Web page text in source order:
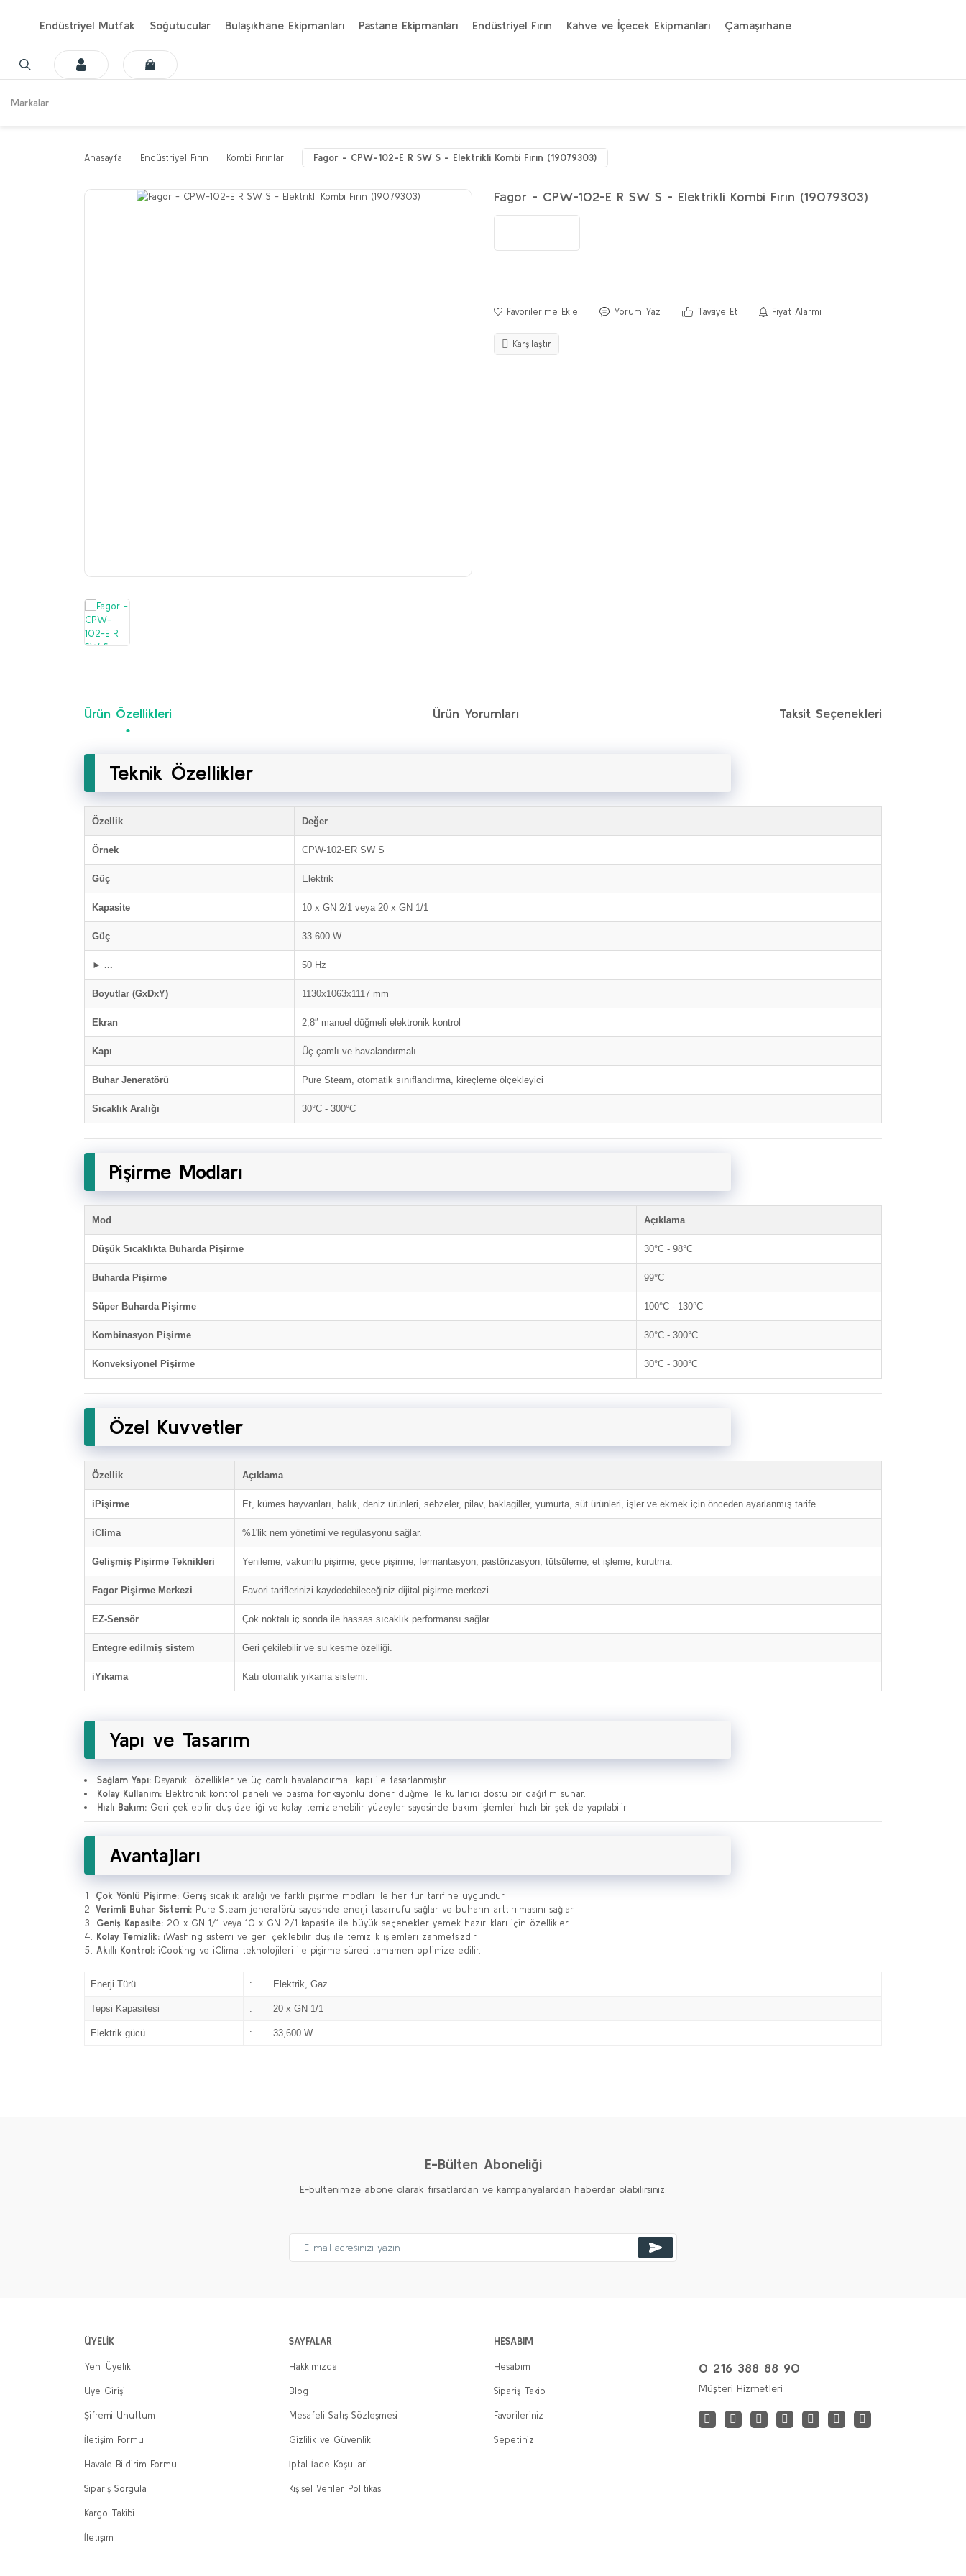
Endüstriyel Mutfak Soğutucular Bulaşıkhane Ekipmanları Pastane Ekipmanları Endüstriyel Fırın Kahve ve İçecek Ekipmanları Çamaşırhane
Markalar
Anasayfa Endüstriyel Fırın Kombi Fırınlar Fagor - CPW-102-E R SW S - Elektrikli Kombi Fırın (19079303)
Fagor - CPW-102-E R SW S - Elektrikli Kombi Fırın (19079303)
Yorum Yaz Tavsiye Et Fiyat Alarmı
Karşılaştır
Ürün Özellikleri Ürün Yorumları Taksit Seçenekleri
Teknik Özellikler
Özellik Değer
Örnek CPW-102-ER SW S
Güç Elektrik
Kapasite 10 x GN 2/1 veya 20 x GN 1/1
Güç 33.600 W
► ... 50 Hz
Boyutlar (GxDxY) 1130x1063x1117 mm
Ekran 2,8″ manuel düğmeli elektronik kontrol
Kapı Üç çamlı ve havalandırmalı
Buhar Jeneratörü Pure Steam, otomatik sınıflandırma, kireçleme ölçekleyici
Sıcaklık Aralığı 30°C - 300°C
Pişirme Modları
Mod Açıklama
Düşük Sıcaklıkta Buharda Pişirme 30°C - 98°C
Buharda Pişirme 99°C
Süper Buharda Pişirme 100°C - 130°C
Kombinasyon Pişirme 30°C - 300°C
Konveksiyonel Pişirme 30°C - 300°C
Özel Kuvvetler
Özellik Açıklama
iPişirme Et, kümes hayvanları, balık, deniz ürünleri, sebzeler, pilav, baklagiller, yumurta, süt ürünleri, işler ve ekmek için önceden ayarlanmış tarife.
iClima %1'lik nem yönetimi ve regülasyonu sağlar.
Gelişmiş Pişirme Teknikleri Yenileme, vakumlu pişirme, gece pişirme, fermantasyon, pastörizasyon, tütsüleme, et işleme, kurutma.
Fagor Pişirme Merkezi Favori tariflerinizi kaydedebileceğiniz dijital pişirme merkezi.
EZ-Sensör Çok noktalı iç sonda ile hassas sıcaklık performansı sağlar.
Entegre edilmiş sistem Geri çekilebilir ve su kesme özelliği.
iYıkama Katı otomatik yıkama sistemi.
Yapı ve Tasarım
Sağlam Yapı: Dayanıklı özellikler ve üç camlı havalandırmalı kapı ile tasarlanmıştır.
Kolay Kullanım: Elektronik kontrol paneli ve basma fonksiyonlu döner düğme ile kullanıcı dostu bir dağıtım sunar.
Hızlı Bakım: Geri çekilebilir duş özelliği ve kolay temizlenebilir yüzeyler sayesinde bakım işlemleri hızlı bir şekilde yapılabilir.
Avantajları
Çok Yönlü Pişirme: Geniş sıcaklık aralığı ve farklı pişirme modları ile her tür tarifine uygundur.
Verimli Buhar Sistemi: Pure Steam jeneratörü sayesinde enerji tasarrufu sağlar ve buharın arttırılmasını sağlar.
Geniş Kapasite: 20 x GN 1/1 veya 10 x GN 2/1 kapasite ile büyük seçenekler yemek hazırlıkları için özellikler.
Kolay Temizlik: iWashing sistemi ve geri çekilebilir duş ile temizlik işlemleri zahmetsizdir.
Akıllı Kontrol: iCooking ve iClima teknolojileri ile pişirme süreci tamamen optimize edilir.
Enerji Türü : Elektrik, Gaz
Tepsi Kapasitesi : 20 x GN 1/1
Elektrik gücü : 33,600 W
E-Bülten Aboneliği
E-bültenimize abone olarak fırsatlardan ve kampanyalardan haberdar olabilirsiniz.
ÜYELİK
Yeni Üyelik
Üye Girişi
Şifremi Unuttum
İletişim Formu
Havale Bildirim Formu
Sipariş Sorgula
Kargo Takibi
İletişim
SAYFALAR
Hakkımızda
Blog
Mesafeli Satış Sözleşmesi
Gizlilik ve Güvenlik
İptal İade Koşullari
Kişisel Veriler Politikası
HESABIM
Hesabım
Sipariş Takip
Favorileriniz
Sepetiniz
0 216 388 88 90
Müşteri Hizmetleri